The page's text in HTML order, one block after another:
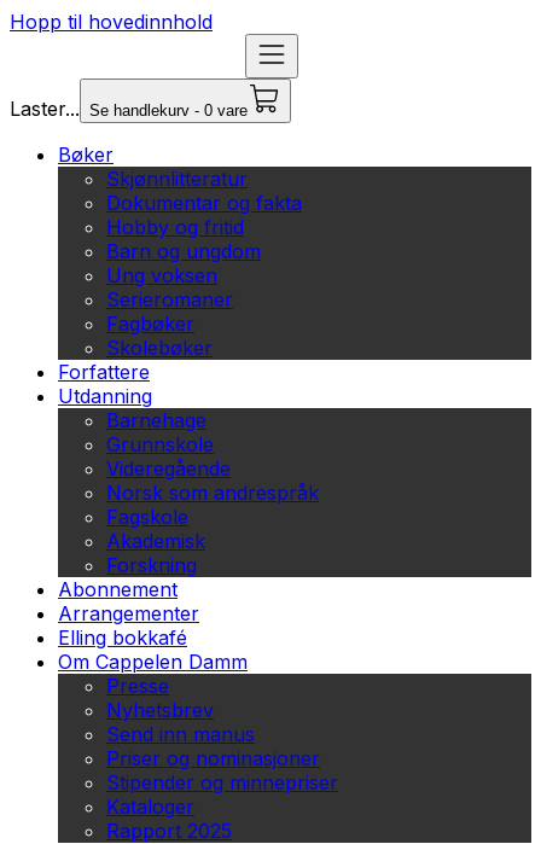
Hopp til hovedinnhold
Laster... Se handlekurv - 0 vare
Bøker
Skjønnlitteratur
Dokumentar og fakta
Hobby og fritid
Barn og ungdom
Ung voksen
Serieromaner
Fagbøker
Skolebøker
Forfattere
Utdanning
Barnehage
Grunnskole
Videregående
Norsk som andrespråk
Fagskole
Akademisk
Forskning
Abonnement
Arrangementer
Elling bokkafé
Om Cappelen Damm
Presse
Nyhetsbrev
Send inn manus
Priser og nominasjoner
Stipender og minnepriser
Kataloger
Rapport 2025